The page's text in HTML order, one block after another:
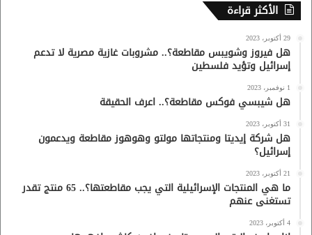
الأكثر قراءة
29 أكتوبر، 2023
هل فيروز وشويبس مقاطعة؟.. مشروبات غازية مصرية لا تدعم
إسرائيل وتؤيد فلسطين
1 نوفمبر، 2023
هل شيبسي فوكس مقاطعة؟.. اعرف الحقيقة
31 أكتوبر، 2023
هل شركة إيديتا ومنتجاتها مولتو وهوهوز مقاطعة ويدعمون
إسرائيل؟
21 أكتوبر، 2023
ما هي المنتجات الإسرائيلية التي يجب مقاطعتها؟.. 65 منتج تقدر
تستغنى عنهم
4 أكتوبر، 2023